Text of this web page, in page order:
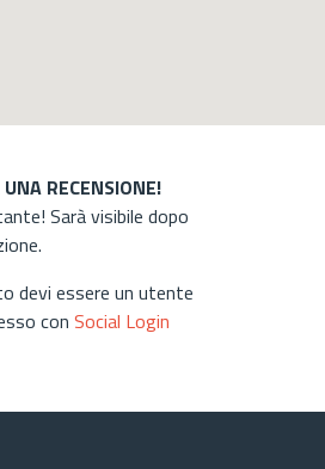
RECENSIONE!
Sarà visibile dopo
devi essere un utente
con Social Login